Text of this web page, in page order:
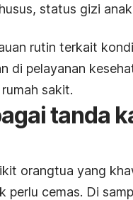
status gizi
rutin terkait
di pelayanan
sakit.
tanda
orangtua yang
perlu cemas. Di